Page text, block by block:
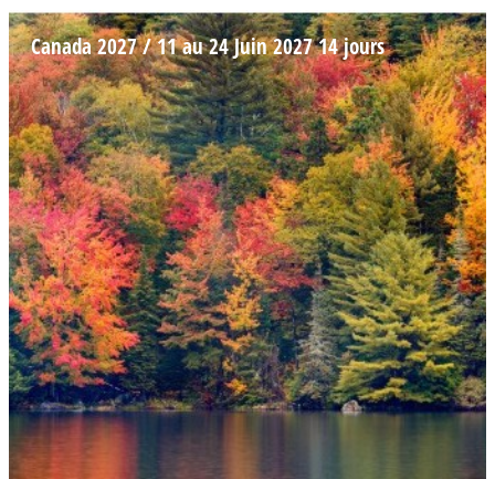
Canada 2027 / 11 au 24 Juin 2027 14 jours